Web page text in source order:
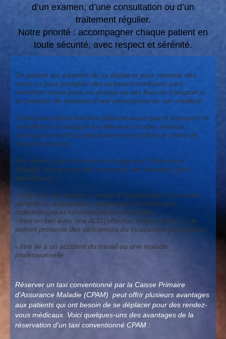
d’un examen, d’une consultation ou d’un
traitement régulier.
Notre priorité : accompagner chaque patient en
toute sécurité, avec respect et sérénité.
Un patient qui a besoin de se déplacer pour recevoir des
soins ou pour pratiquer des examens médicaux peut
bénéficier d’une prise en charge de ses frais de transport à
la condition de disposer d’une prescription de son médecin .
Cette prescription doit être délivrée avant que le transport ne
soit effectué et indiquer les éléments d’ordre médical
précisant le motif du déplacement et justifiant le mode de
transport prescrit.
Par ailleurs, pour être pris en charge par l’Assurance
Maladie, le transport doit concerner des situations bien
spécifiques :
- être lié à une entrée ou sortie d’hospitalisation (complète,
partielle ou ambulatoire, séance de chimiothérapie,
radiothérapie et hémodialyse par exemple) ;
- être en lien avec une ALD (affection longue durée), si le
patient présente des déficiences ou incapacités particulières
;
- être lié à un accident du travail ou une maladie
professionnelle ;
Réserver un taxi conventionné par la Caisse Primaire
d'Assurance Maladie (CPAM) peut offrir plusieurs avantages
aux patients qui ont besoin de se déplacer pour des rendez-
vous médicaux. Voici quelques-uns des avantages de la
réservation d'un taxi conventionné CPAM :